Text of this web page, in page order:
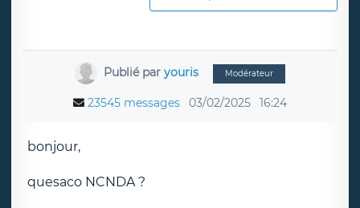
Publié par youris Modérateur
23545 messages 03/02/2025 16:24
bonjour,
quesaco NCNDA ?